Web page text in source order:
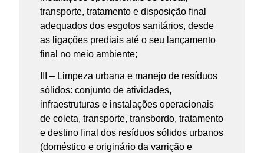
transporte, tratamento e disposição final
adequados dos esgotos sanitários, desde
as ligações prediais até o seu lançamento
final no meio ambiente;
III – Limpeza urbana e manejo de resíduos
sólidos: conjunto de atividades,
infraestruturas e instalações operacionais
de coleta, transporte, transbordo, tratamento
e destino final dos resíduos sólidos urbanos
(doméstico e originário da varrição e